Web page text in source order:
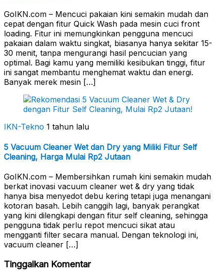
GoIKN.com – Mencuci pakaian kini semakin mudah dan
cepat dengan fitur Quick Wash pada mesin cuci front
loading. Fitur ini memungkinkan pengguna mencuci
pakaian dalam waktu singkat, biasanya hanya sekitar 15-
30 menit, tanpa mengurangi hasil pencucian yang
optimal. Bagi kamu yang memiliki kesibukan tinggi, fitur
ini sangat membantu menghemat waktu dan energi.
Banyak merek mesin […]
IKN-Tekno 1 tahun lalu
5 Vacuum Cleaner Wet dan Dry yang Miliki Fitur Self
Cleaning, Harga Mulai Rp2 Jutaan
GoIKN.com – Membersihkan rumah kini semakin mudah
berkat inovasi vacuum cleaner wet & dry yang tidak
hanya bisa menyedot debu kering tetapi juga menangani
kotoran basah. Lebih canggih lagi, banyak perangkat
yang kini dilengkapi dengan fitur self cleaning, sehingga
pengguna tidak perlu repot mencuci sikat atau
mengganti filter secara manual. Dengan teknologi ini,
vacuum cleaner […]
Tinggalkan Komentar